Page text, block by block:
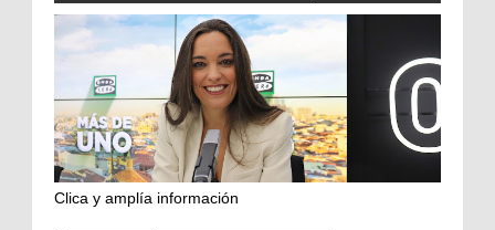
Clica y amplía información